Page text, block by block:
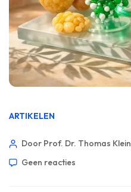
ARTIKELEN
Door Prof. Dr. Thomas Klein
Geen reacties